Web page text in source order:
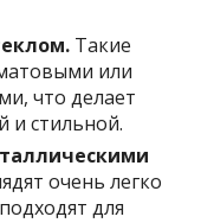
Такие
или
что делает
и стильной.
очень легко
для